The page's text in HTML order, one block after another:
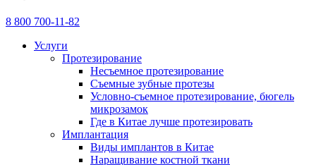
8 800 700-11-82
Услуги
Протезирование
Несъемное протезирование
Съемные зубные протезы
Условно-съемное протезирование, бюгель
микрозамок
Где в Китае лучше протезировать
Имплантация
Виды имплантов в Китае
Наращивание костной ткани